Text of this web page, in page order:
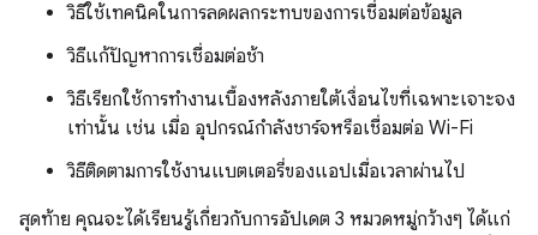
วิธีใช้เทคนิคในการลดผลกระทบของการเชื่อมต่อข้อมูล
วิธีแก้ปัญหาการเชื่อมต่อช้า
วิธีเรียกใช้การทำงานเบื้องหลังภายใต้เงื่อนไขที่เฉพาะเจาะจง
เท่านั้น เช่น เมื่อ อุปกรณ์กำลังชาร์จหรือเชื่อมต่อ Wi-Fi
วิธีติดตามการใช้งานแบตเตอรี่ของแอปเมื่อเวลาผ่านไป
สุดท้าย คุณจะได้เรียนรู้เกี่ยวกับการอัปเดต 3 หมวดหมู่กว้างๆ ได้แก่